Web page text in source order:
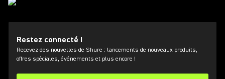
Restez connecté !
Recevez des nouvelles de Shure : lancements de nouveaux produits,
offres spéciales, événements et plus encore !